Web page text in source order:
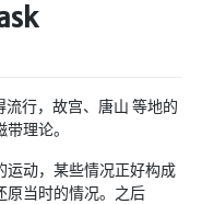
行，故宫、唐山 等地的
理论。
运动，某些情况正好构成
原当时的情况。之后